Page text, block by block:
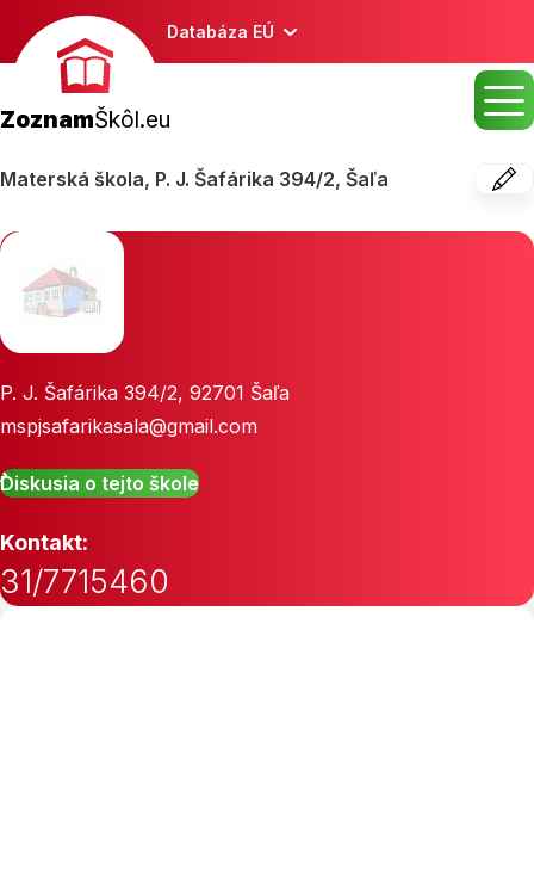
Databáza EÚ
ZoznamŠkôl.eu
Materská škola, P. J. Šafárika 394/2, Šaľa
P. J. Šafárika 394/2, 92701 Šaľa
mspjsafarikasala@gmail.com
Diskusia o tejto škole
Kontakt:
31/7715460